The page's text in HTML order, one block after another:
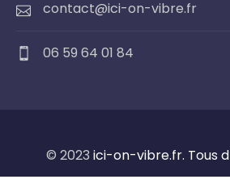
contact@ici-on-vibre.fr
06 59 64 01 84
© 2023 ici-on-vibre.fr. Tous